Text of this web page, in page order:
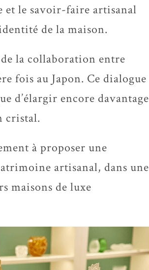
et le savoir-faire artisanal
de la maison.
la collaboration entre
fois au Japon. Ce dialogue
d’élargir encore davantage
cristal.
à proposer une
artisanal, dans une
maisons de luxe